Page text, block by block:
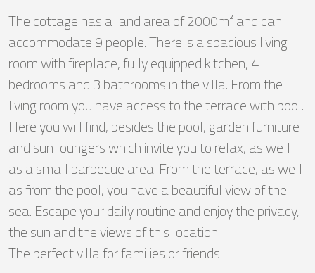
The cottage has a land area of 2000m² and can
accommodate 9 people. There is a spacious living
room with fireplace, fully equipped kitchen, 4
bedrooms and 3 bathrooms in the villa. From the
living room you have access to the terrace with pool.
Here you will find, besides the pool, garden furniture
and sun loungers which invite you to relax, as well
as a small barbecue area. From the terrace, as well
as from the pool, you have a beautiful view of the
sea. Escape your daily routine and enjoy the privacy,
the sun and the views of this location.
The perfect villa for families or friends.